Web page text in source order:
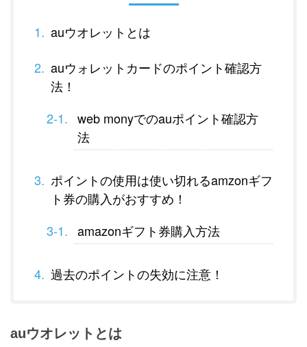
auウオレットとは
auウォレットカードのポイント確認方
法！
web monyでのauポイント確認方
法
ポイントの使用は使い切れるamzonギフ
ト券の購入がおすすめ！
amazonギフト券購入方法
過去のポイントの失効に注意！
auウオレットとは